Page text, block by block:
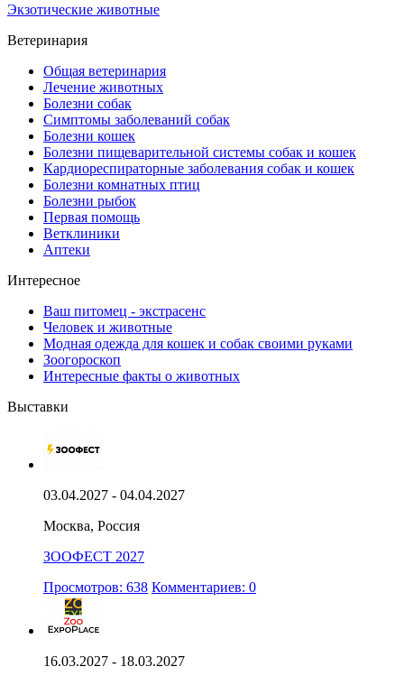
Экзотические животные
Ветеринария
Общая ветеринария
Лечение животных
Болезни собак
Симптомы заболеваний собак
Болезни кошек
Болезни пищеварительной системы собак и кошек
Кардиореспираторные заболевания собак и кошек
Болезни комнатных птиц
Болезни рыбок
Первая помощь
Ветклиники
Аптеки
Интересное
Ваш питомец - экстрасенс
Человек и животные
Модная одежда для кошек и собак своими руками
Зоогороскоп
Интересные факты о животных
Выставки
03.04.2027 - 04.04.2027
Москва, Россия
ЗООФЕСТ 2027
Просмотров: 638 Комментариев: 0
16.03.2027 - 18.03.2027